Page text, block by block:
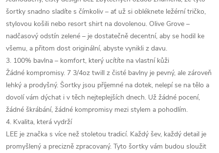
šortky snadno sladíte s čímkoliv – ať už si obléknete ležérní tričko,
stylovou košili nebo resort shirt na dovolenou. Olive Grove –
nadčasový odstín zelené – je dostatečně decentní, aby se hodil ke
všemu, a přitom dost originální, abyste vynikli z davu.
3. 100% bavlna – komfort, který ucítíte na vlastní kůži
Žádné kompromisy. 7 3/4oz twill z čisté bavlny je pevný, ale zároveň
lehký a prodyšný. Šortky jsou příjemné na dotek, nelepí se na tělo a
dovolí vám dýchat i v těch nejteplejších dnech. Už žádné pocení,
žádné škrábání, žádné kompromisy mezi stylem a pohodlím.
4. Kvalita, která vydrží
LEE je značka s více než stoletou tradicí. Každý šev, každý detail je
promyšlený a precizně zpracovaný. Tyto šortky vám budou sloužit